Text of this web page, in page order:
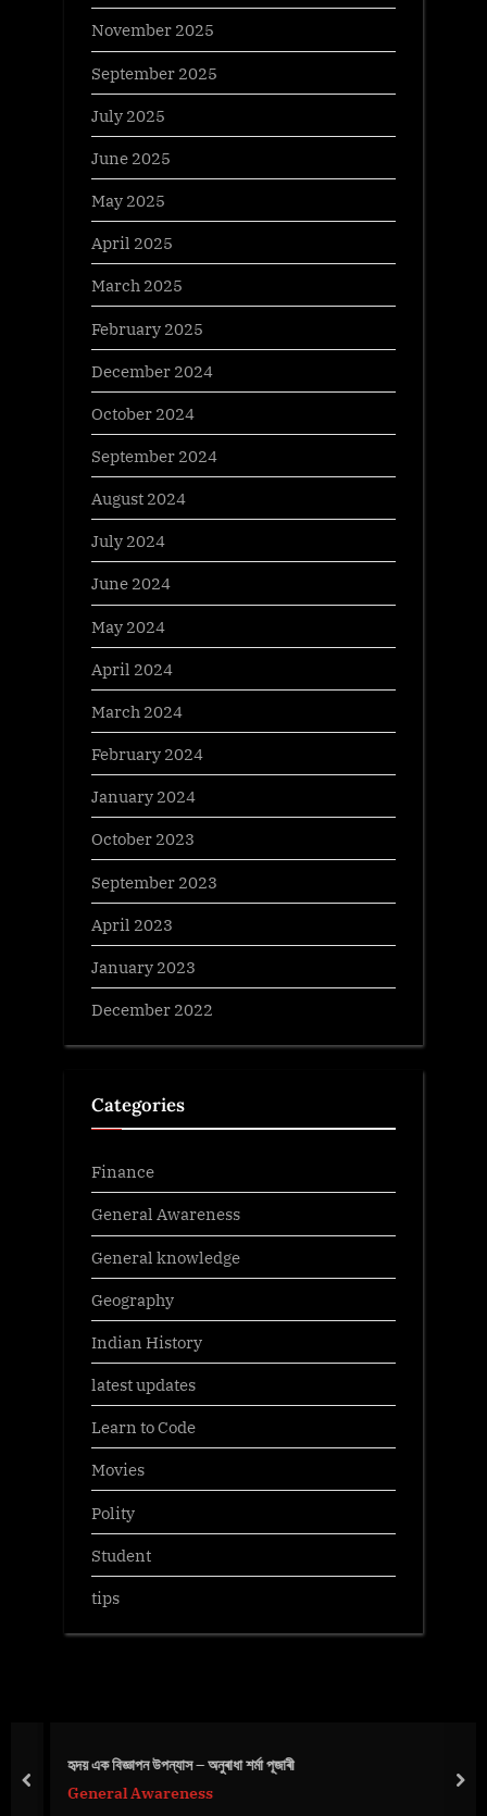
November 2025
September 2025
July 2025
June 2025
May 2025
April 2025
March 2025
February 2025
December 2024
October 2024
September 2024
August 2024
July 2024
June 2024
May 2024
April 2024
March 2024
February 2024
January 2024
October 2023
September 2023
April 2023
January 2023
December 2022
Categories
Finance
General Awareness
General knowledge
Geography
Indian History
latest updates
Learn to Code
Movies
Polity
Student
tips
হৃদয় এক বিজ্ঞাপন উপন্যাস – অনুৰাধা শৰ্মা পূজাৰী
General Awareness
prev